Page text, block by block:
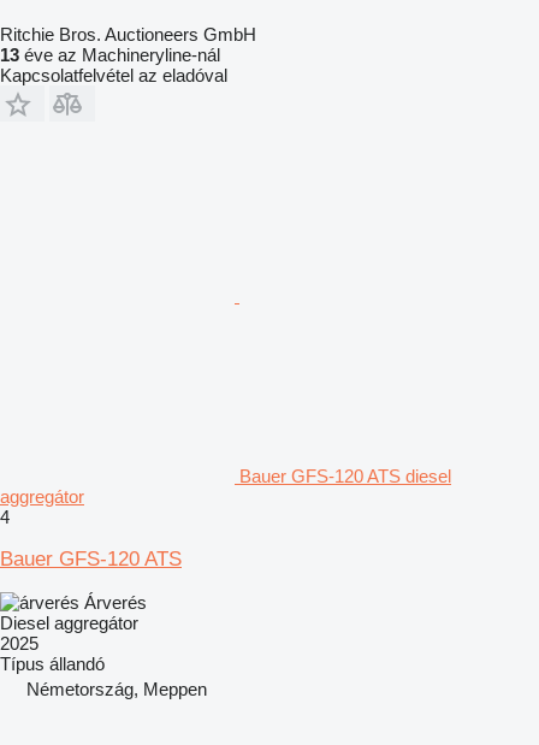
Ritchie Bros. Auctioneers GmbH
13 éve az Machineryline-nál
Kapcsolatfelvétel az eladóval
Bauer GFS-120 ATS diesel
aggregátor
4
Bauer GFS-120 ATS
Árverés
Diesel aggregátor
2025
Típus állandó
Németország, Meppen